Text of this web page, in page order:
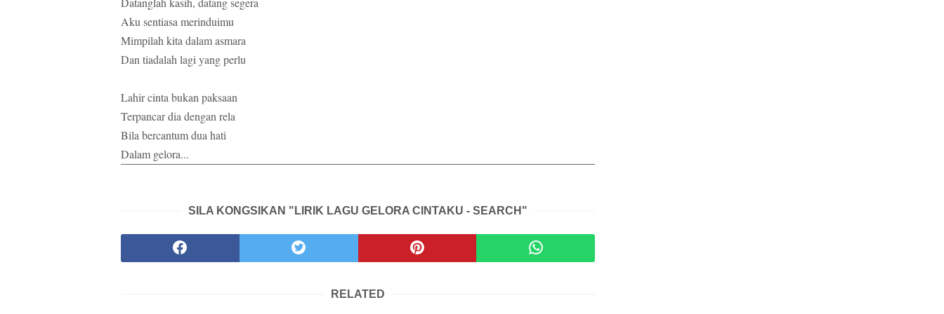
Aku sentiasa merinduimu
Mimpilah kita dalam asmara
Dan tiadalah lagi yang perlu
Lahir cinta bukan paksaan
Terpancar dia dengan rela
Bila bercantum dua hati
Dalam gelora...
SILA KONGSIKAN "LIRIK LAGU GELORA CINTAKU - SEARCH"
RELATED